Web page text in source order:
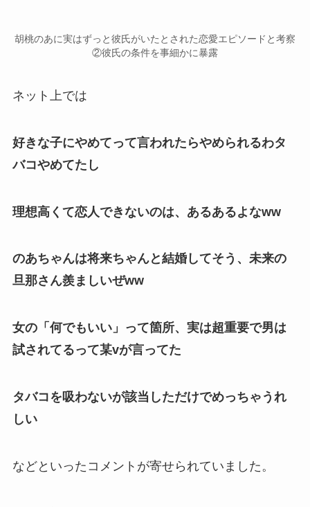
胡桃のあに実はずっと彼氏がいたとされた恋愛エピソードと考察
②彼氏の条件を事細かに暴露
ネット上では
好きな子にやめてって言われたらやめられるわタ
バコやめてたし
理想高くて恋人できないのは、あるあるよなww
のあちゃんは将来ちゃんと結婚してそう、未来の
旦那さん羨ましいぜww
女の「何でもいい」って箇所、実は超重要で男は
試されてるって某vが言ってた
タバコを吸わないが該当しただけでめっちゃうれ
しい
などといったコメントが寄せられていました。